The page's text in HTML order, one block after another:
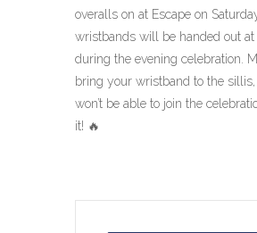
overalls on at Escape on
wristbands will be handed out at
during the evening celebration.
bring your wristband to the
won’t be able to join the
it! 🔥